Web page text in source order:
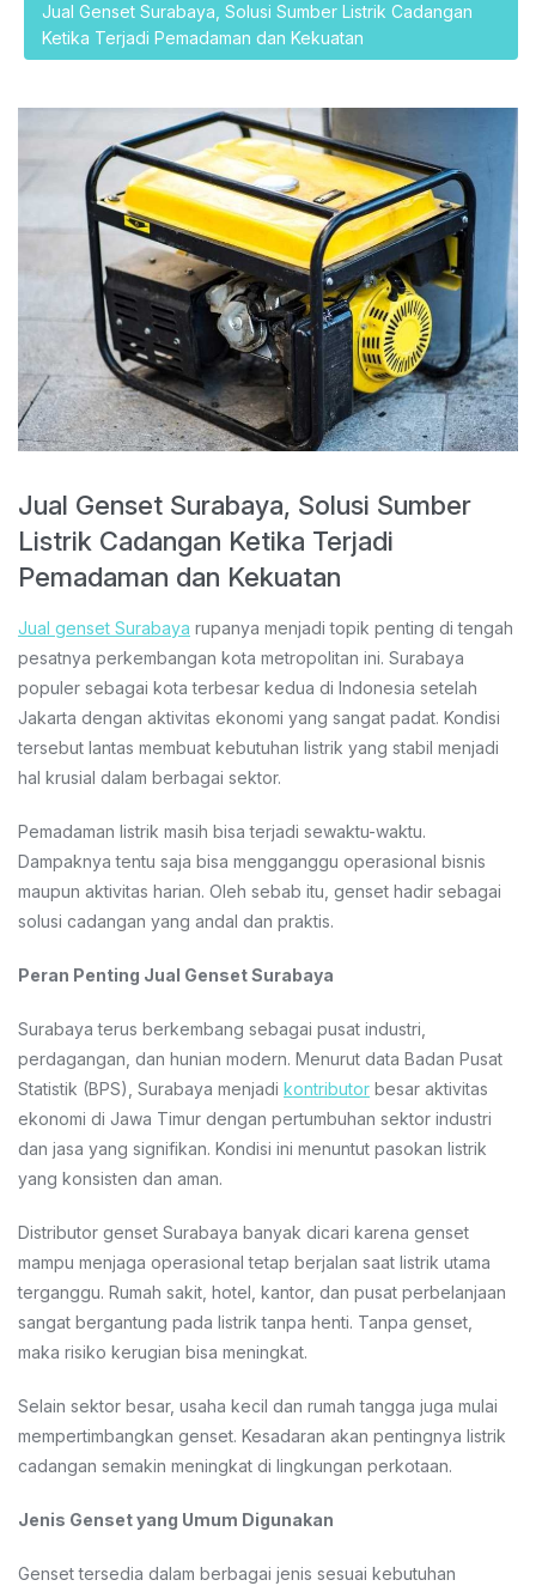
Jual Genset Surabaya, Solusi Sumber Listrik Cadangan
Ketika Terjadi Pemadaman dan Kekuatan
Jual Genset Surabaya, Solusi Sumber
Listrik Cadangan Ketika Terjadi
Pemadaman dan Kekuatan
Jual genset Surabaya rupanya menjadi topik penting di tengah
pesatnya perkembangan kota metropolitan ini. Surabaya
populer sebagai kota terbesar kedua di Indonesia setelah
Jakarta dengan aktivitas ekonomi yang sangat padat. Kondisi
tersebut lantas membuat kebutuhan listrik yang stabil menjadi
hal krusial dalam berbagai sektor.
Pemadaman listrik masih bisa terjadi sewaktu-waktu.
Dampaknya tentu saja bisa mengganggu operasional bisnis
maupun aktivitas harian. Oleh sebab itu, genset hadir sebagai
solusi cadangan yang andal dan praktis.
Peran Penting Jual Genset Surabaya
Surabaya terus berkembang sebagai pusat industri,
perdagangan, dan hunian modern. Menurut data Badan Pusat
Statistik (BPS), Surabaya menjadi kontributor besar aktivitas
ekonomi di Jawa Timur dengan pertumbuhan sektor industri
dan jasa yang signifikan. Kondisi ini menuntut pasokan listrik
yang konsisten dan aman.
Distributor genset Surabaya banyak dicari karena genset
mampu menjaga operasional tetap berjalan saat listrik utama
terganggu. Rumah sakit, hotel, kantor, dan pusat perbelanjaan
sangat bergantung pada listrik tanpa henti. Tanpa genset,
maka risiko kerugian bisa meningkat.
Selain sektor besar, usaha kecil dan rumah tangga juga mulai
mempertimbangkan genset. Kesadaran akan pentingnya listrik
cadangan semakin meningkat di lingkungan perkotaan.
Jenis Genset yang Umum Digunakan
Genset tersedia dalam berbagai jenis sesuai kebutuhan